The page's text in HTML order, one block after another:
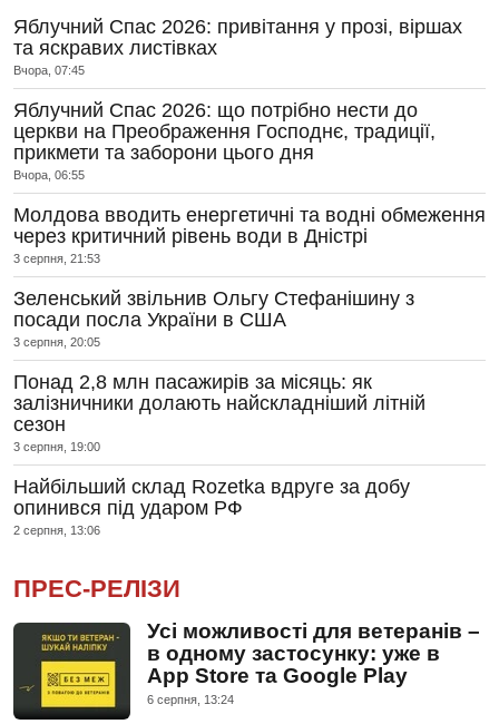
Яблучний Спас 2026: привітання у прозі, віршах
та яскравих листівках
Вчора, 07:45
Яблучний Спас 2026: що потрібно нести до
церкви на Преображення Господнє, традиції,
прикмети та заборони цього дня
Вчора, 06:55
Молдова вводить енергетичні та водні обмеження
через критичний рівень води в Дністрі
3 серпня, 21:53
Зеленський звільнив Ольгу Стефанішину з
посади посла України в США
3 серпня, 20:05
Понад 2,8 млн пасажирів за місяць: як
залізничники долають найскладніший літній
сезон
3 серпня, 19:00
Найбільший склад Rozetka вдруге за добу
опинився під ударом РФ
2 серпня, 13:06
ПРЕС-РЕЛІЗИ
Усі можливості для ветеранів –
в одному застосунку: уже в
App Store та Google Play
6 серпня, 13:24